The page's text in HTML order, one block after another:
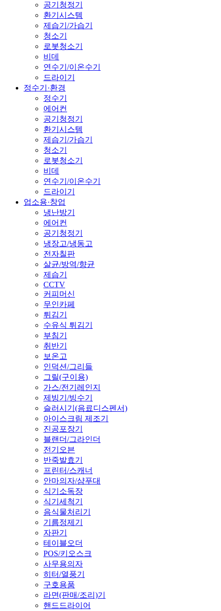
공기청정기
환기시스템
제습기/가습기
청소기
로봇청소기
비데
연수기/이온수기
드라이기
정수기·환경
정수기
에어컨
공기청정기
환기시스템
제습기/가습기
청소기
로봇청소기
비데
연수기/이온수기
드라이기
업소용·창업
냉난방기
에어컨
공기청정기
냉장고/냉동고
전자칠판
살균/방역/향균
제습기
CCTV
커피머신
무인카페
튀김기
수유식 튀김기
부침기
취반기
보온고
인덕션/그리들
그릴(구이용)
가스/전기레인지
제빙기/빙수기
슬러시기(음료디스펜서)
아이스크림 제조기
진공포장기
블랜더/그라인더
전기오븐
반죽발효기
프린터/스캐너
안마의자/샴푸대
식기소독장
식기세척기
음식물처리기
기름정제기
자판기
테이블오더
POS/키오스크
사무용의자
히터/열풍기
구호용품
라면(판매/조리)기
핸드드라이어